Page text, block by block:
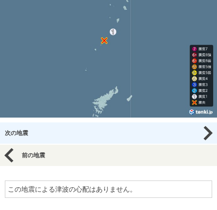
次の地震
前の地震
この地震による津波の心配はありません。